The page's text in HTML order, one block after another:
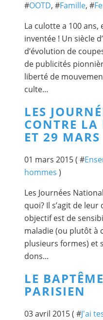
#OOTD, #Famille, #
La culotte a 100 ans,
inventée ! Un siècle
d’évolution de
de publicités
liberté de
culte...
LES
CONTRE LA
ET 29 MARS
01 mars 2015 ( #
hommes )
Les Journées
quoi? Il s’agit de
objectif est de
maladie (ou plutôt à
plusieurs formes) et
dons...
LE
PARISIEN
03 avril 2015 ( #J'ai